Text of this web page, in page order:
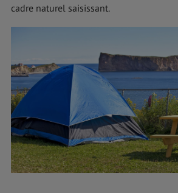
cadre naturel saisissant.